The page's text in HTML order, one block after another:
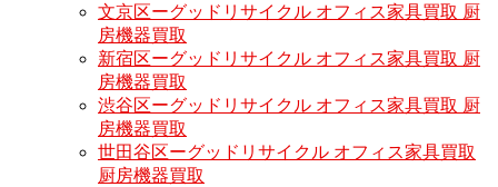
文京区ーグッドリサイクル オフィス家具買取 厨
房機器買取
新宿区ーグッドリサイクル オフィス家具買取 厨
房機器買取
渋谷区ーグッドリサイクル オフィス家具買取 厨
房機器買取
世田谷区ーグッドリサイクル オフィス家具買取
厨房機器買取